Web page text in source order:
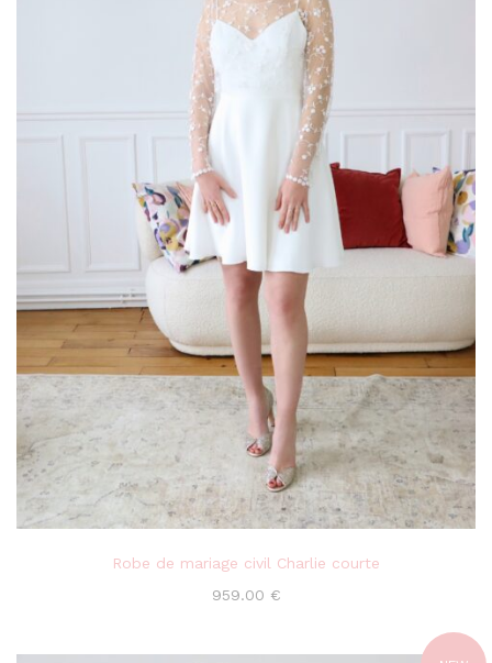
Robe de mariage civil Charlie courte
959.00 €